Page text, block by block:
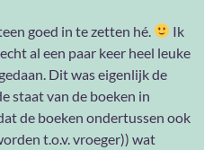
goed in te zetten hé.
Ik
al een paar keer heel leuke
Dit was eigenlijk de
staat van de boeken in
de boeken ondertussen ook
t.o.v. vroeger)) wat